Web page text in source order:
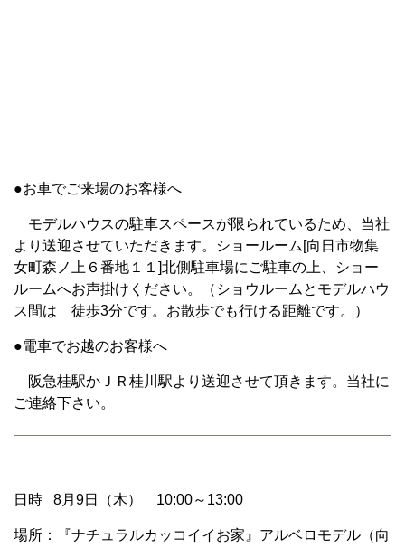
●お車でご来場のお客様へ
モデルハウスの駐車スペースが限られているため、当社
より送迎させていただきます。ショールーム[向日市物集
女町森ノ上６番地１１]北側駐車場にご駐車の上、ショー
ルームへお声掛けください。（ショウルームとモデルハウ
ス間は 徒歩3分です。お散歩でも行ける距離です。）
●電車でお越のお客様へ
阪急桂駅かＪＲ桂川駅より送迎させて頂きます。当社に
ご連絡下さい。
日時 8月9日（木） 10:00～13:00
場所：『ナチュラルカッコイイお家』アルベロモデル（向